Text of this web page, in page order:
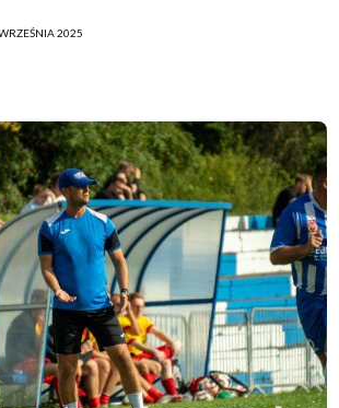
2025